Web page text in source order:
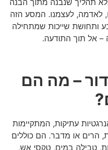
תהליך שנבנה מתוך הבנה
לאדמה, לעצמנו. המסע הזה
ותחושת שייכות שמתחילה
– אל תוך התודעה.
– מה הם
עתיקות, המתקיימות
הרים או מדבר. הם כוללים
טבילה במים, טקסי אש,